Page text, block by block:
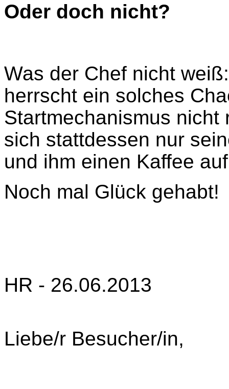
Oder doch nicht?
Was der Chef nicht
herrscht ein solches
Startmechanismus
sich stattdessen nur
und ihm einen Kaffee
Noch mal Glück gehabt!
HR - 26.06.2013
Liebe/r Besucher/in,